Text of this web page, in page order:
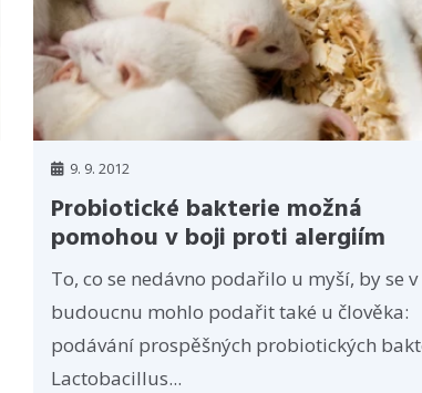
9. 9. 2012
Probiotické bakterie možná
pomohou v boji proti alergiím
To, co se nedávno podařilo u myší, by se v
budoucnu mohlo podařit také u člověka:
podávání prospěšných probiotických
Lactobacillus...